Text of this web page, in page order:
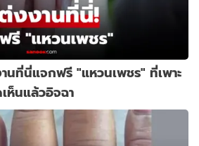
นที่นี่แจกฟรี "แหวนเพชร" ที่เพาะ
ห็นแล้วอิจฉา